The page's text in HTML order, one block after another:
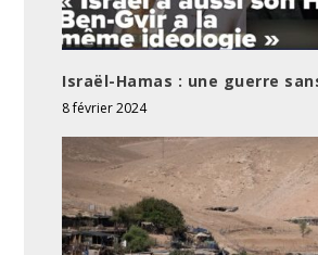
Israël-Hamas : une guerre
8 février 2024